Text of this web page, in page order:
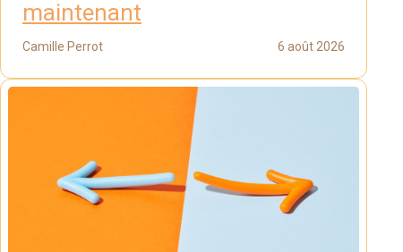
maintenant
Camille Perrot 6 août 2026